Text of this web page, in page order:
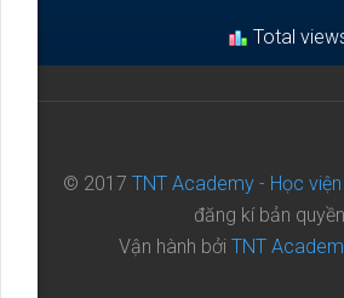
Total
© 2017 TNT Academy - Học viện
đăng kí bản
Vận hành bởi TNT